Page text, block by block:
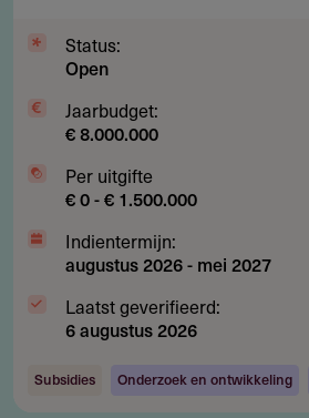
bestaande
Status:
Open
Jaarbudget:
€ 8.000.000
Per uitgifte
€ 0 - € 1.500.000
Indientermijn:
augustus 2026- mei 2027
Laatst geverifieerd:
6 augustus 2026
Subsidies Onderzoek en ontwikkeling